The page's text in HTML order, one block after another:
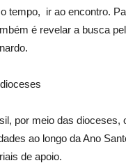
tempo, ir ao encontro.
é revelar a busca
por meio das dioceses,
ao longo da Ano
de apoio.